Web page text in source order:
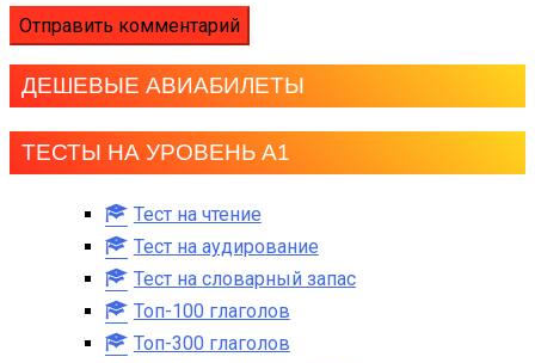
ДЕШЕВЫЕ АВИАБИЛЕТЫ
ТЕСТЫ НА УРОВЕНЬ А1
Тест на чтение
Тест на аудирование
Тест на словарный запас
Топ-100 глаголов
Топ-300 глаголов